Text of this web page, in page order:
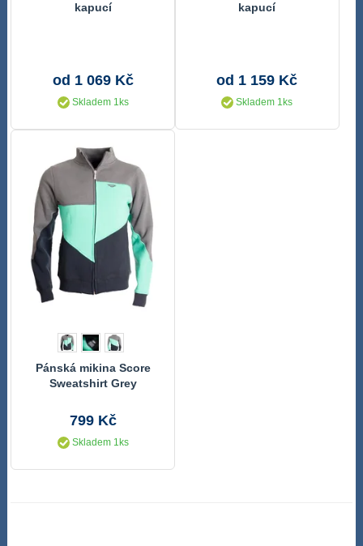
kapucí
od 1 069 Kč
Skladem 1ks
kapucí
od 1 159 Kč
Skladem 1ks
Pánská mikina Score
Sweatshirt Grey
799 Kč
Skladem 1ks